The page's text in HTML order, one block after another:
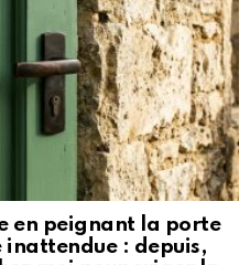
en peignant la porte
inattendue : depuis,